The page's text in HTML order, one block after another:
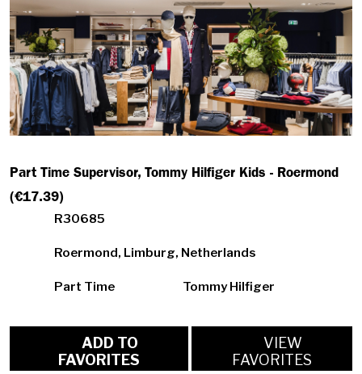
Part Time Supervisor, Tommy Hilfiger Kids - Roermond
(€17.39)
R30685
Roermond, Limburg, Netherlands
Part Time Tommy Hilfiger
FAVORITES
VIEW
FAVORITES